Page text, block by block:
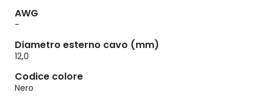
AWG
-
Diametro esterno cavo (mm)
12,0
Codice colore
Nero